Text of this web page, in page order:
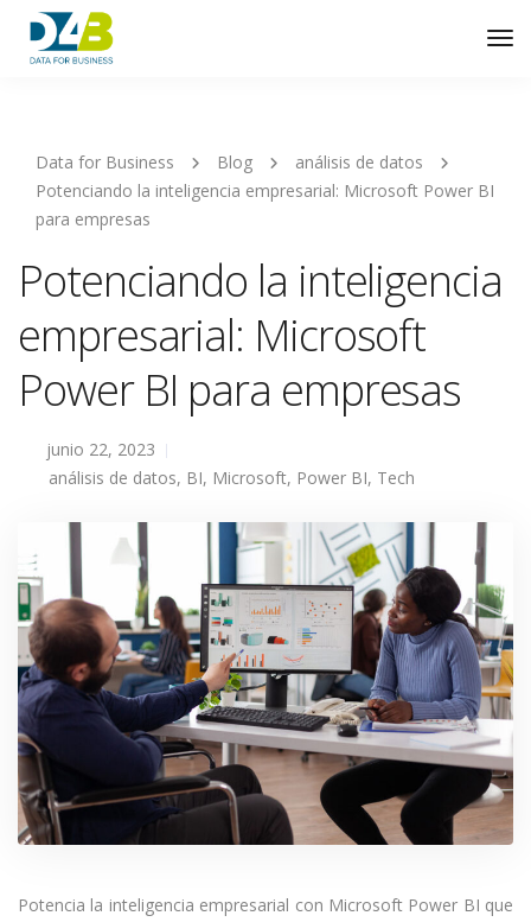
Data for Business Blog
análisis de datos
Potenciando la inteligencia empresarial: Microsoft Power BI
para empresas
Potenciando la inteligencia
empresarial: Microsoft
Power BI para empresas
junio 22, 2023
análisis de datos, BI, Microsoft, Power BI, Tech
Potencia la inteligencia empresarial con Microsoft Power BI que